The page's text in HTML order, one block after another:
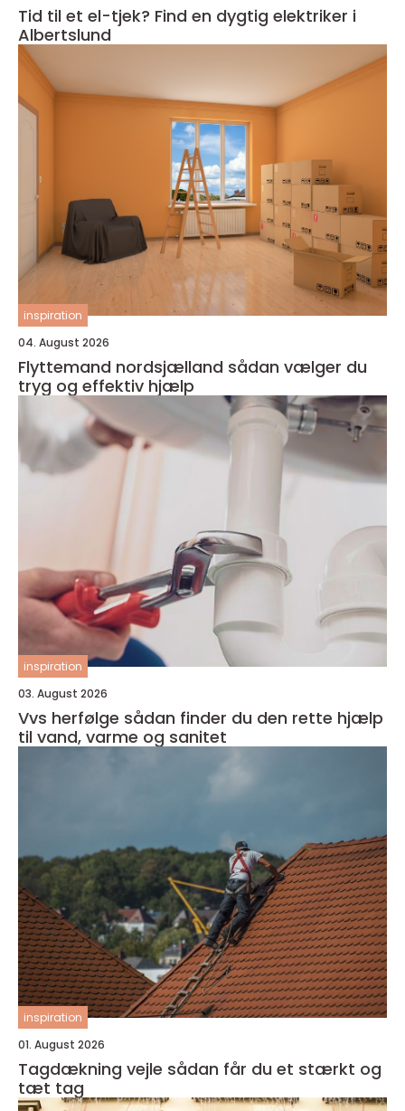
Tid til et el-tjek? Find en dygtig elektriker i
Albertslund
inspiration
04. August 2026
Flyttemand nordsjælland sådan vælger du
tryg og effektiv hjælp
inspiration
03. August 2026
Vvs herfølge sådan finder du den rette hjælp
til vand, varme og sanitet
inspiration
01. August 2026
Tagdækning vejle sådan får du et stærkt og
tæt tag